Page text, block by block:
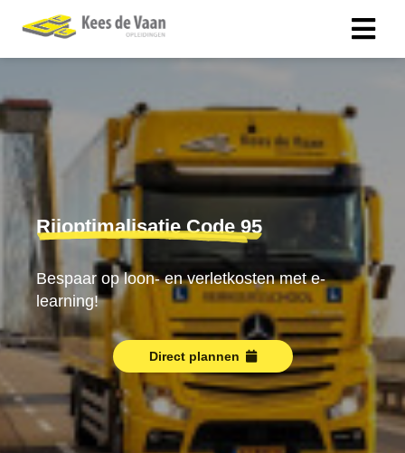
Rijoptimalisatie Code 95
Bespaar op loon- en verletkosten met e-
learning!
Direct plannen